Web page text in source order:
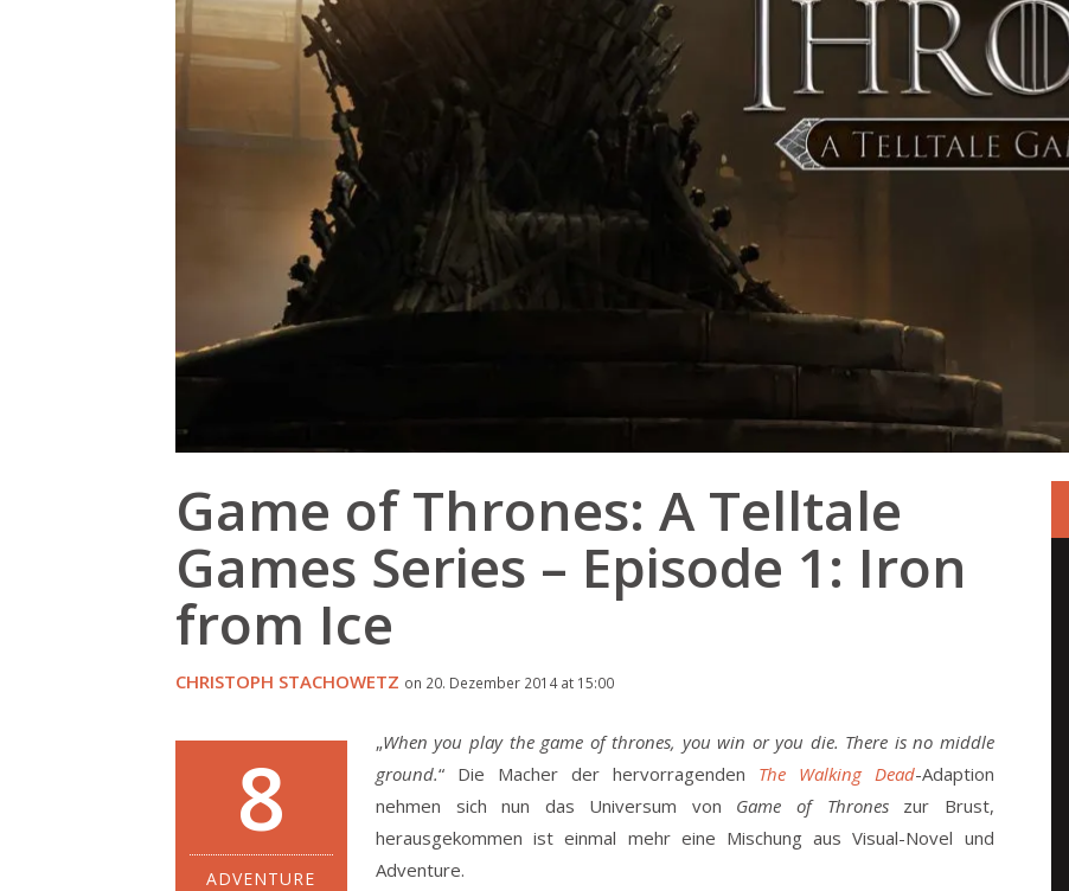
Game of Thrones: A Telltale
Games Series – Episode 1: Iron
from Ice
CHRISTOPH STACHOWETZ on 20. Dezember 2014 at 15:00
8
ADVENTURE
„When you play the game of thrones, you win or you die. There is no middle
ground.“ Die Macher der hervorragenden The Walking Dead-Adaption
nehmen sich nun das Universum von Game of Throneszur Brust,
herausgekommen ist einmal mehr eine Mischung aus Visual-Novel und
Adventure.